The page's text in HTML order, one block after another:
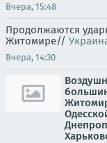
Вчера, 15:48
Продолжаются
Житомире//
Вчера, 14:30